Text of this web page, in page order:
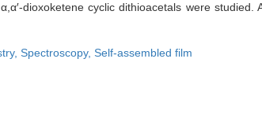
dioxoketene cyclic dithioacetals were
Spectroscopy, Self-assembled film